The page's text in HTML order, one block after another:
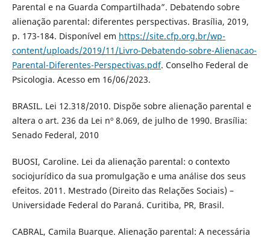
Parental e na Guarda Compartilhada”. Debatendo sobre
alienação parental: diferentes perspectivas. Brasília, 2019,
p. 173-184. Disponível em https://site.cfp.org.br/wp-
content/uploads/2019/11/Livro-Debatendo-sobre-Alienacao-
Parental-Diferentes-Perspectivas.pdf. Conselho Federal de
Psicologia. Acesso em 16/06/2023.
BRASIL. Lei 12.318/2010. Dispõe sobre alienação parental e
altera o art. 236 da Lei nº 8.069, de julho de 1990. Brasília:
Senado Federal, 2010
BUOSI, Caroline. Lei da alienação parental: o contexto
sociojurídico da sua promulgação e uma análise dos seus
efeitos. 2011. Mestrado (Direito das Relações Sociais) –
Universidade Federal do Paraná. Curitiba, PR, Brasil.
CABRAL, Camila Buarque. Alienação parental: A necessária